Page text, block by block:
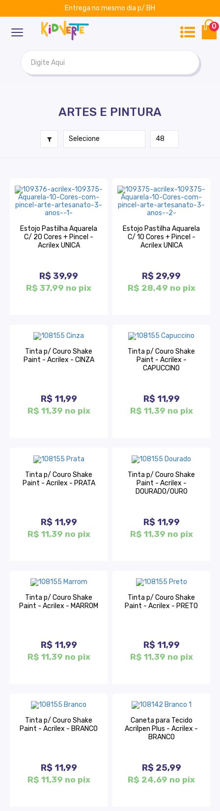
Entrega no mesmo dia p/ BH
0
Kidverte
ARTES E PINTURA
Estojo Pastilha Aquarela
C/ 20 Cores + Pincel -
Acrilex UNICA
R$ 39,99
R$ 37,99 no pix
Estojo Pastilha Aquarela
C/ 10 Cores + Pincel -
Acrilex UNICA
R$ 29,99
R$ 28,49 no pix
Tinta p/ Couro Shake
Paint - Acrilex - CINZA
R$ 11,99
R$ 11,39 no pix
Tinta p/ Couro Shake
Paint - Acrilex -
CAPUCCINO
R$ 11,99
R$ 11,39 no pix
Tinta p/ Couro Shake
Paint - Acrilex - PRATA
R$ 11,99
R$ 11,39 no pix
Tinta p/ Couro Shake
Paint - Acrilex -
DOURADO/OURO
R$ 11,99
R$ 11,39 no pix
Tinta p/ Couro Shake
Paint - Acrilex - MARROM
R$ 11,99
R$ 11,39 no pix
Tinta p/ Couro Shake
Paint - Acrilex - PRETO
R$ 11,99
R$ 11,39 no pix
Tinta p/ Couro Shake
Paint - Acrilex - BRANCO
R$ 11,99
R$ 11,39 no pix
Caneta para Tecido
Acrilpen Plus - Acrilex -
BRANCO
R$ 25,99
R$ 24,69 no pix